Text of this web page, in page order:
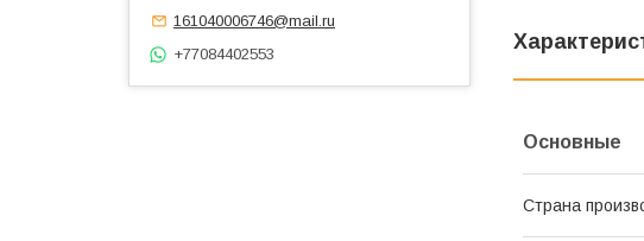
Основные
Страна
161040006746@mail.ru
+77084402553